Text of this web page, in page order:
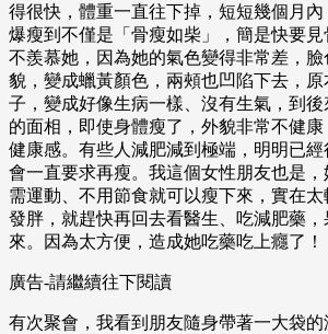
得很快，體重一直往下掉，短短幾個月內
爆瘦到不僅是「骨瘦如柴」，簡是快要
不羨慕她，因為她的氣色變得非常差，
貌，變成蠟黃顏色，兩頰也凹陷下去，
子，變成好像生病一樣、沒有生氣，到
的面相，即使身體瘦了，外貌非常不健
健康感。有些人減肥減到極端，明明已經
會一直要求再瘦。我這個女性朋友也是
需運動、不用節食就可以瘦下來，實在
發胖，就趕快再回去看醫生、吃減肥藥
來。因為太方便，造成她吃藥吃上癮了！
廣告-請繼續往下閱讀
有次聚會，我看到朋友隨身帶著一大袋